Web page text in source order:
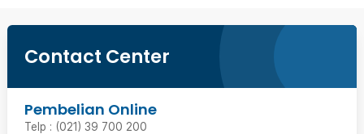
Contact Center
Pembelian Online
Telp : (021) 39 700 200